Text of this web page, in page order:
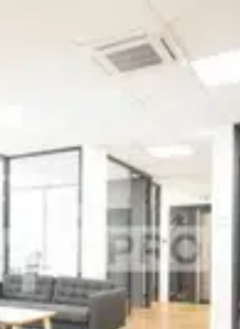
de travail calme et
implantés dans le
et commerçant majeur,
L'espace se compose
qu'un espace d'archives
individuel au gaz. L'accès
1 vélo'V Plusieurs